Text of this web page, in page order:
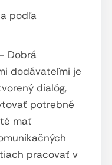
podľa
Dobrá
dodávateľmi je
dialóg,
potrebné
mať
pracovať v